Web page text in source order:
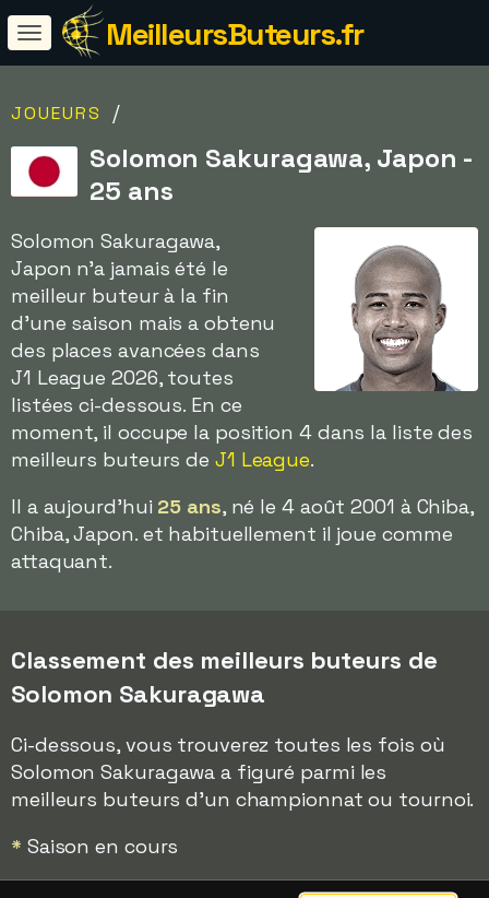
MeilleursButeurs.fr
JOUEURS /
Solomon Sakuragawa, Japon -
25 ans
Solomon Sakuragawa,
Japon n'a jamais été le
meilleur buteur à la fin
d'une saison mais a obtenu
des places avancées dans
J1 League 2026, toutes
listées ci-dessous. En ce
moment, il occupe la position 4 dans la liste des
meilleurs buteurs de J1 League.
Il a aujourd'hui 25 ans, né le 4 août 2001 à Chiba,
Chiba, Japon. et habituellement il joue comme
attaquant.
Classement des meilleurs buteurs de
Solomon Sakuragawa
Ci-dessous, vous trouverez toutes les fois où
Solomon Sakuragawa a figuré parmi les
meilleurs buteurs d'un championnat ou tournoi.
* Saison en cours